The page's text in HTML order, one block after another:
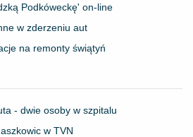
Podkóweckę' on-line
w zderzeniu aut
na remonty świątyń
- dwie osoby w szpitalu
w TVN